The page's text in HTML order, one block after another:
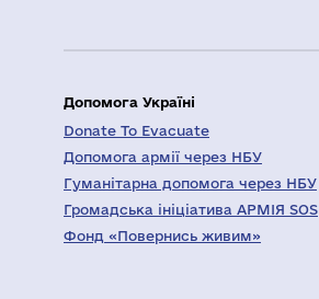
Допомога Україні
Donate To Evacuate
Допомога армії через НБУ
Гуманітарна допомога через НБУ
Громадська ініціатива АРМІЯ SOS
Фонд «Повернись живим»